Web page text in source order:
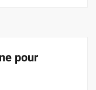
pour